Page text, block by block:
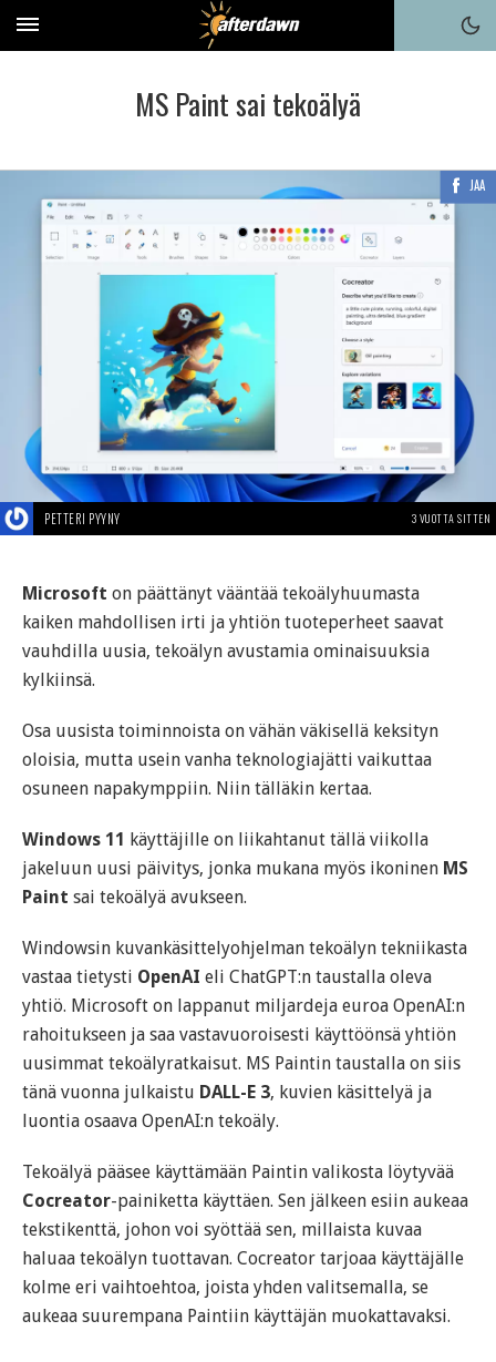
MS Paint sai tekoälyä
JAA
PETTERI PYYNY 3 VUOTTA SITTEN
Microsoft on päättänyt vääntää tekoälyhuumasta
kaiken mahdollisen irti ja yhtiön tuoteperheet saavat
vauhdilla uusia, tekoälyn avustamia ominaisuuksia
kylkiinsä.
Osa uusista toiminnoista on vähän väkisellä keksityn
oloisia, mutta usein vanha teknologiajätti vaikuttaa
osuneen napakymppiin. Niin tälläkin kertaa.
Windows 11 käyttäjille on liikahtanut tällä viikolla
jakeluun uusi päivitys, jonka mukana myös ikoninen MS
Paint sai tekoälyä avukseen.
Windowsin kuvankäsittelyohjelman tekoälyn tekniikasta
vastaa tietysti OpenAI eli ChatGPT:n taustalla oleva
yhtiö. Microsoft on lappanut miljardeja euroa OpenAI:n
rahoitukseen ja saa vastavuoroisesti käyttöönsä yhtiön
uusimmat tekoälyratkaisut. MS Paintin taustalla on siis
tänä vuonna julkaistu DALL-E 3, kuvien käsittelyä ja
luontia osaava OpenAI:n tekoäly.
Tekoälyä pääsee käyttämään Paintin valikosta löytyvää
Cocreator-painiketta käyttäen. Sen jälkeen esiin aukeaa
tekstikenttä, johon voi syöttää sen, millaista kuvaa
haluaa tekoälyn tuottavan. Cocreator tarjoaa käyttäjälle
kolme eri vaihtoehtoa, joista yhden valitsemalla, se
aukeaa suurempana Paintiin käyttäjän muokattavaksi.